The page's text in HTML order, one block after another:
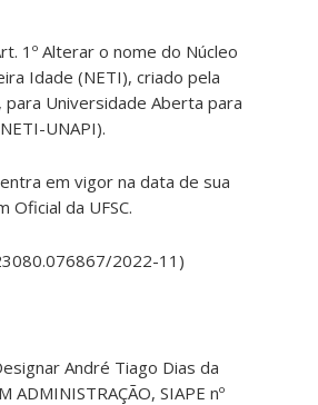
1º Alterar o nome do Núcleo
Idade (NETI), criado pela
Universidade Aberta para
UNAPI).
em vigor na data de sua
Oficial da UFSC.
2022-11)
André Tiago Dias da
ADMINISTRAÇÃO, SIAPE nº